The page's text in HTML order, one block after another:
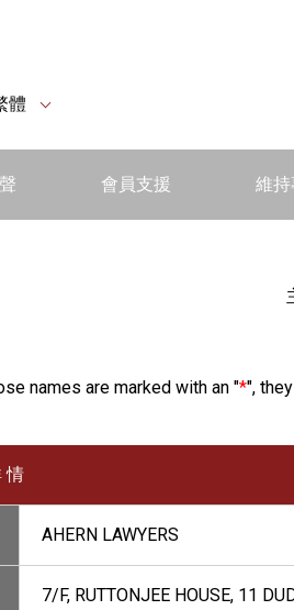
體
會員支援 維
names are marked with an "*",
情
AHERN LAWYERS
7/F, RUTTONJEE HOUSE, 11